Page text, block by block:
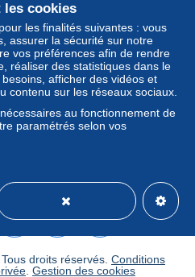
les cookies
les finalités suivantes : vous
assurer la sécurité sur notre
vos préférences afin de rendre
réaliser des statistiques dans le
afficher des vidéos et
contenu sur les réseaux sociaux.
au fonctionnement de
paramétrés selon vos
droits réservés. Conditions
. Gestion des cookies